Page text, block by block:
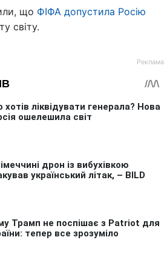
що ФІФА допустила Росію
світу.